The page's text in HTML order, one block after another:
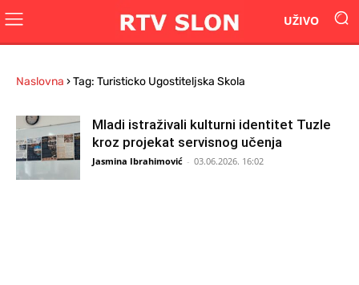
UŽIVO
Naslovna ›Tag: Turisticko Ugostiteljska Skola
Mladi istraživali kulturni identitet Tuzle
kroz projekat servisnog učenja
Jasmina Ibrahimović - 03.06.2026. 16:02